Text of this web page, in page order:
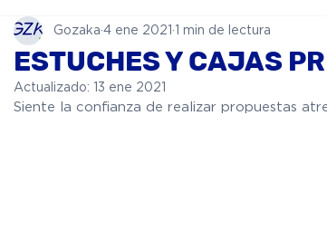
ESTUCHES Y CAJAS
Gozaka 4 ene 2021 1 min de lectura
Actualizado: 13 ene 2021
Siente la confianza de realizar propuestas